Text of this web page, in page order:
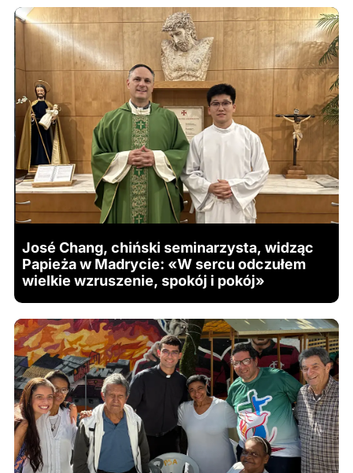
José Chang, chiński seminarzysta, widząc
Papieża w Madrycie: «W sercu odczułem
wielkie wzruszenie, spokój i pokój»